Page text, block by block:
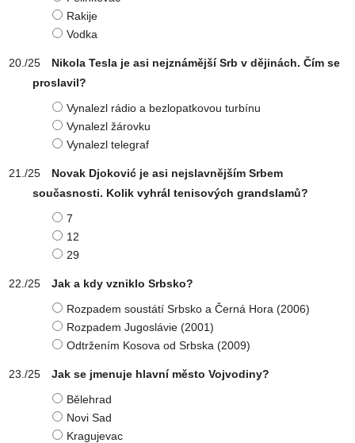
Rakije
Vodka
Nikola Tesla je asi nejznámější Srb v dějinách. Čím se
proslavil?
Vynalezl rádio a bezlopatkovou turbínu
Vynalezl žárovku
Vynalezl telegraf
Novak Djoković je asi nejslavnějším Srbem
současnosti. Kolik vyhrál tenisových grandslamů?
7
12
29
Jak a kdy vzniklo Srbsko?
Rozpadem soustátí Srbsko a Černá Hora (2006)
Rozpadem Jugoslávie (2001)
Odtržením Kosova od Srbska (2009)
Jak se jmenuje hlavní město Vojvodiny?
Bělehrad
Novi Sad
Kragujevac